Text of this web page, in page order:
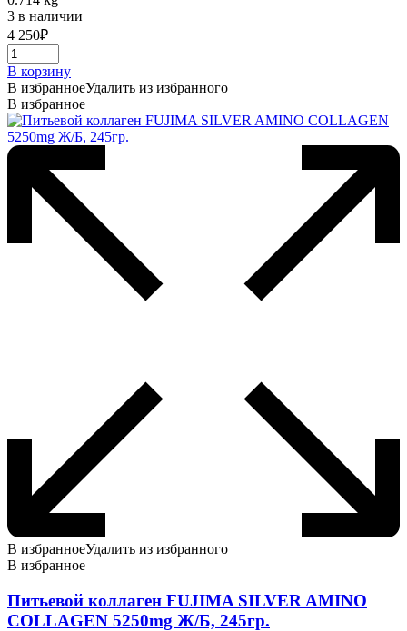
3 в наличии
4 250₽
В корзину
В избранноеУдалить из избранного
В избранное
В избранноеУдалить из избранного
В избранное
Питьевой коллаген FUJIMA SILVER AMINO
COLLAGEN 5250mg Ж/Б, 245гр.